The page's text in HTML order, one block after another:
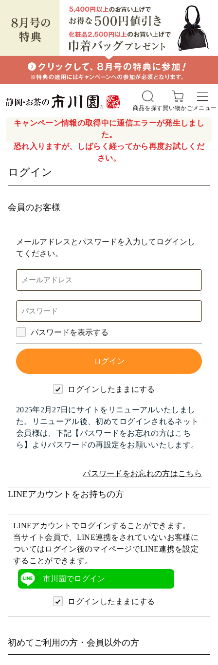
キャンペーン情報の取得中に通信エラーが発生しまし
た。
恐れ入りますが、しばらく経ってから再度お試しくだ
さい。
商品を探す買い物かごメニュー
ログイン
会員のお客様
メールアドレスとパスワードを入力してログインし
てください。
パスワードを表示する
ログインしたままにする
2025年2月27日にサイトをリニューアルいたしまし
た。リニューアル後、初めてログインされるネット
会員様は、下記【パスワードをお忘れの方はこち
ら】よりパスワードの再設定をお願いいたします。
パスワードをお忘れの方はこちら
LINEアカウントをお持ちの方
LINEアカウントでログインすることができます。
当サイト会員で、LINE連携をされていないお客様に
ついてはログイン後のマイページでLINE連携を設定
することができます。
市川園でログイン
ログインしたままにする
初めてご利用の方・会員以外の方